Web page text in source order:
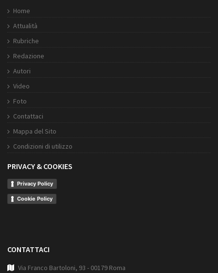
Home
Attualità
Rubriche
Redazione
Autori
Video
Foto
Contattaci
Mappa del Sito
Condizioni di utilizzo
PRIVACY & COOKIES
Privacy Policy
Cookie Policy
CONTATTACI
Via Franco Bartoloni, 93 - 00179 Roma